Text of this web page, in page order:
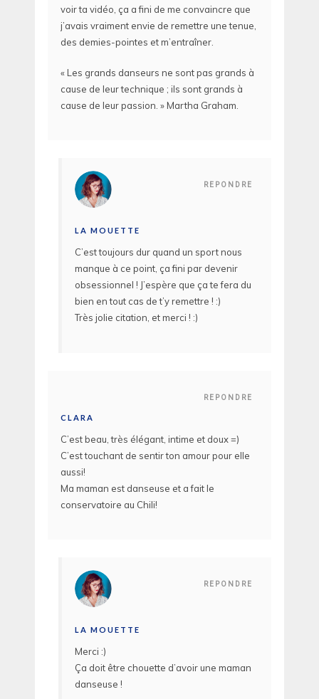
voir ta vidéo, ça a fini de me convaincre que
j’avais vraiment envie de remettre une tenue,
des demies-pointes et m’entraîner.
« Les grands danseurs ne sont pas grands à
cause de leur technique ; ils sont grands à
cause de leur passion. » Martha Graham.
REPONDRE
LA MOUETTE
C’est toujours dur quand un sport nous
manque à ce point, ça fini par devenir
obsessionnel ! J’espère que ça te fera du
bien en tout cas de t’y remettre ! :)
Très jolie citation, et merci ! :)
REPONDRE
CLARA
C’est beau, très élégant, intime et doux =)
C’est touchant de sentir ton amour pour elle
aussi!
Ma maman est danseuse et a fait le
conservatoire au Chili!
REPONDRE
LA MOUETTE
Merci :)
Ça doit être chouette d’avoir une maman
danseuse !